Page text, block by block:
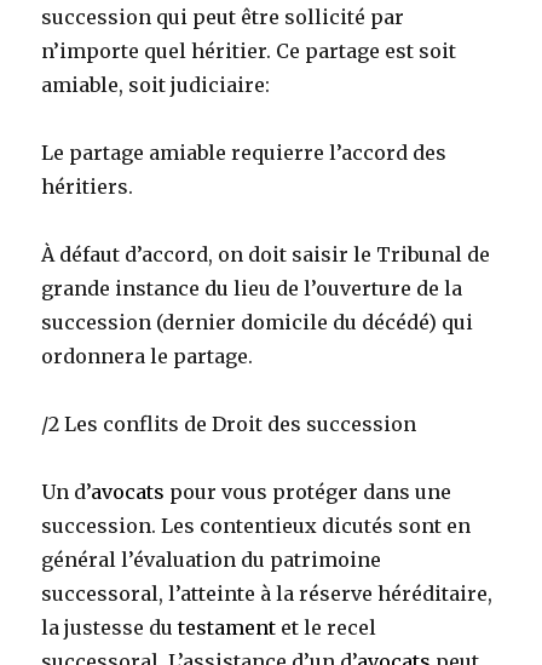
succession qui peut être sollicité par
n’importe quel héritier. Ce partage est soit
amiable, soit judiciaire:
Le partage amiable requierre l’accord des
héritiers.
À défaut d’accord, on doit saisir le Tribunal de
grande instance du lieu de l’ouverture de la
succession (dernier domicile du décédé) qui
ordonnera le partage.
/2 Les conflits de Droit des succession
Un d’avocats pour vous protéger dans une
succession. Les contentieux dicutés sont en
général l’évaluation du patrimoine
successoral, l’atteinte à la réserve héréditaire,
la justesse dutestament et le recel